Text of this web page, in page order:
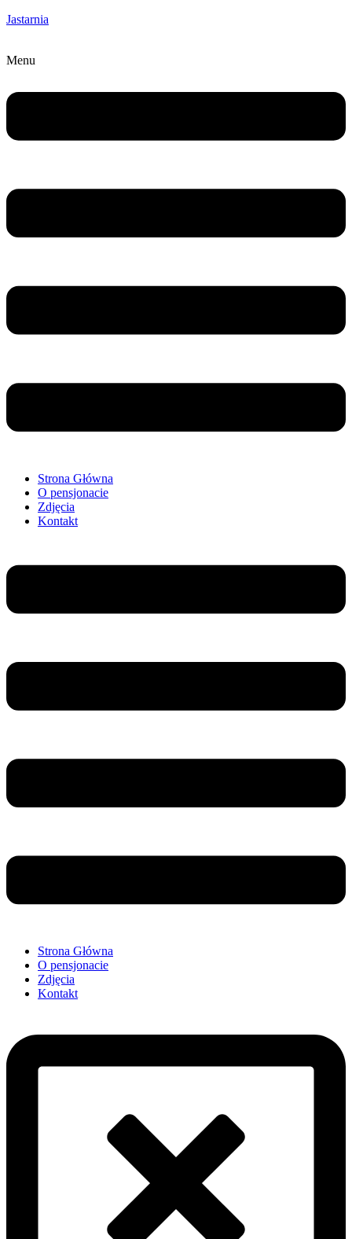
Jastarnia
Menu
Strona Główna
O pensjonacie
Zdjęcia
Kontakt
Strona Główna
O pensjonacie
Zdjęcia
Kontakt